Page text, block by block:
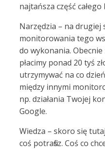
najtańsza część całego
Narzędzia – na
monitorowania tego
do wykonania.
płacimy ponad 20 tyś
utrzymywać na co
między innymi
np. działania Twojej
Google.
Wiedza – skoro się
coś potrafisz. Coś co